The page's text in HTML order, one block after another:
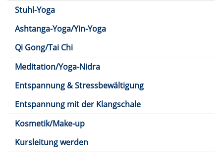
Stuhl-Yoga
Ashtanga-Yoga/Yin-Yoga
Qi Gong/Tai Chi
Meditation/Yoga-Nidra
Entspannung & Stressbewältigung
Entspannung mit der Klangschale
Kosmetik/Make-up
Kursleitung werden